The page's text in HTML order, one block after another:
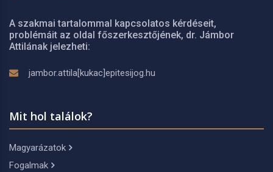
A szakmai tartalommal kapcsolatos kérdéseit,
problémáit az oldal főszerkesztőjének, dr. Jámbor
Attilának jelezheti:
jambor.attila[kukac]epitesijog.hu
Mit hol találok?
Magyarázatok
Fogalmak